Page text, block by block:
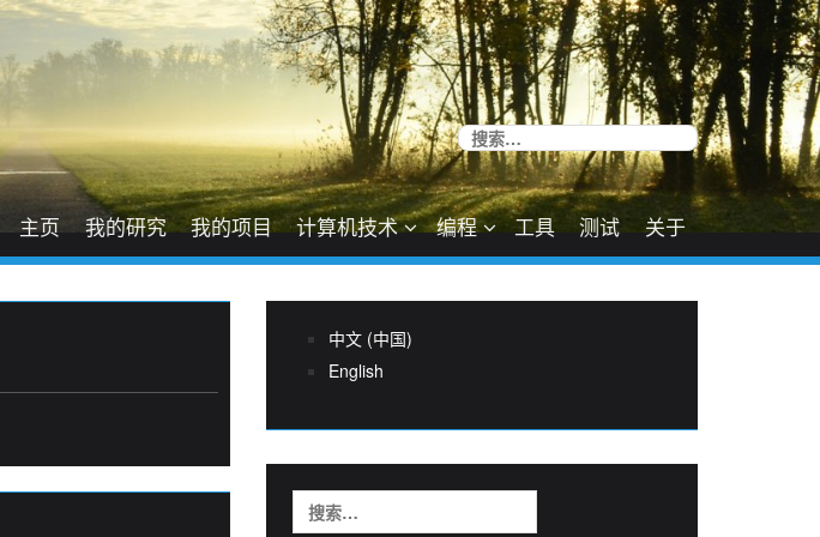
搜
索：
主页 我的研究 我的项目 计算机技术 编程 工具 测试 关于
中文 (中国)
English
索：